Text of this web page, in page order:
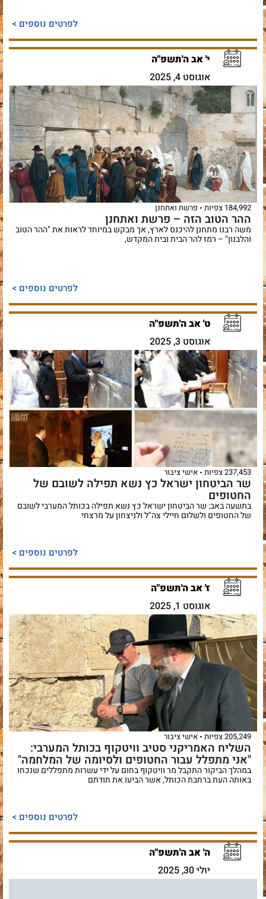
לפרטים נוספים >
י' אב ה'תשפ"ה
אוגוסט 4, 2025
184,992 צפיות פרשת ואתחנן
ההר הטוב הזה – פרשת ואתחנן
משה רבנו מתחנן להיכנס לארץ, אך מבקש במיוחד לראות את "ההר הטוב
והלבנון" – רמז להר הבית ובית המקדש,
לפרטים נוספים >
ט' אב ה'תשפ"ה
אוגוסט 3, 2025
237,453 צפיות אישי ציבור
שר הביטחון ישראל כץ נשא תפילה לשובם של
החטופים
בתשעה באב: שר הביטחון ישראל כץ נשא תפילה בכותל המערבי לשובם
של החטופים ולשלום חיילי צה"ל ולניצחון על מרצחי
לפרטים נוספים >
ז' אב ה'תשפ"ה
אוגוסט 1, 2025
205,249 צפיות אישי ציבור
השליח האמריקני סטיב וויטקוף בכותל המערבי:
"אני מתפלל עבור החטופים ולסיומה של המלחמה"
במהלך הביקור התקבל מר וויטקוף בחום על ידי עשרות מתפללים שנכחו
באותה העת ברחבת הכותל, אשר הביעו את תודתם
לפרטים נוספים >
ה' אב ה'תשפ"ה
יולי 30, 2025